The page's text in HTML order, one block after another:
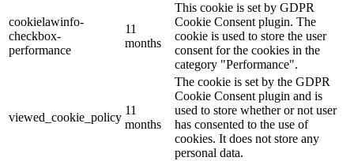
cookielawinfo-
checkbox-
performance
11
months
This cookie is set by GDPR
Cookie Consent plugin. The
cookie is used to store the user
consent for the cookies in the
category "Performance".
viewed_cookie_policy
11
months
The cookie is set by the GDPR
Cookie Consent plugin and is
used to store whether or not user
has consented to the use of
cookies. It does not store any
personal data.